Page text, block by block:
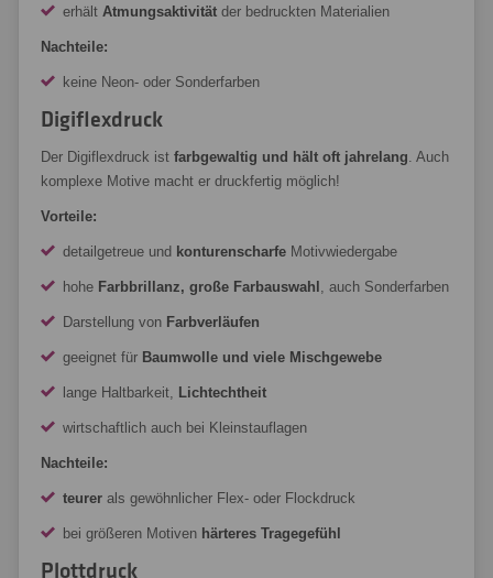
erhält Atmungsaktivität der bedruckten Materialien
Nachteile:
keine Neon- oder Sonderfarben
Digiflexdruck
Der Digiflexdruck ist farbgewaltig und hält oft jahrelang. Auch
komplexe Motive macht er druckfertig möglich!
Vorteile:
detailgetreue und konturenscharfe Motivwiedergabe
hohe Farbbrillanz, große Farbauswahl , auch Sonderfarben
Darstellung von Farbverläufen
geeignet für Baumwolle und viele Mischgewebe
lange Haltbarkeit, Lichtechtheit
wirtschaftlich auch bei Kleinstauflagen
Nachteile:
teurer als gewöhnlicher Flex- oder Flockdruck
bei größeren Motiven härteres Tragegefühl
Plottdruck